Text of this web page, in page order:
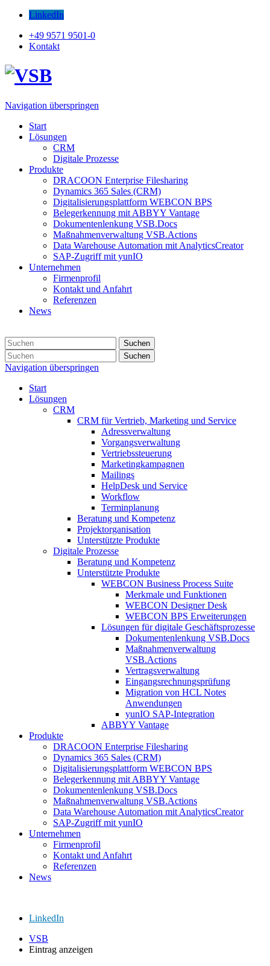
LinkedIn
+49 9571 9501-0
Kontakt
Navigation überspringen
Start
Lösungen
CRM
Digitale Prozesse
Produkte
DRACOON Enterprise Filesharing
Dynamics 365 Sales (CRM)
Digitalisierungsplattform WEBCON BPS
Belegerkennung mit ABBYY Vantage
Dokumentenlenkung VSB.Docs
Maßnahmenverwaltung VSB.Actions
Data Warehouse Automation mit AnalyticsCreator
SAP-Zugriff mit yunIO
Unternehmen
Firmenprofil
Kontakt und Anfahrt
Referenzen
News
Suchen
Suchen
Navigation überspringen
Start
Lösungen
CRM
CRM für Vertrieb, Marketing und Service
Adressverwaltung
Vorgangsverwaltung
Vertriebssteuerung
Marketingkampagnen
Mailings
HelpDesk und Service
Workflow
Terminplanung
Beratung und Kompetenz
Projektorganisation
Unterstützte Produkte
Digitale Prozesse
Beratung und Kompetenz
Unterstützte Produkte
WEBCON Business Process Suite
Merkmale und Funktionen
WEBCON Designer Desk
WEBCON BPS Erweiterungen
Lösungen für digitale Geschäftsprozesse
Dokumentenlenkung VSB.Docs
Maßnahmenverwaltung
VSB.Actions
Vertragsverwaltung
Eingangsrechnungs­prüfung
Migration von HCL Notes
Anwendungen
yunIO SAP-Integration
ABBYY Vantage
Produkte
DRACOON Enterprise Filesharing
Dynamics 365 Sales (CRM)
Digitalisierungsplattform WEBCON BPS
Belegerkennung mit ABBYY Vantage
Dokumentenlenkung VSB.Docs
Maßnahmenverwaltung VSB.Actions
Data Warehouse Automation mit AnalyticsCreator
SAP-Zugriff mit yunIO
Unternehmen
Firmenprofil
Kontakt und Anfahrt
Referenzen
News
LinkedIn
VSB
Eintrag anzeigen